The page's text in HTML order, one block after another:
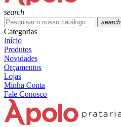
search
search
Categorias
Início
Produtos
Novidades
Orçamentos
Lojas
Minha Conta
Fale Conosco